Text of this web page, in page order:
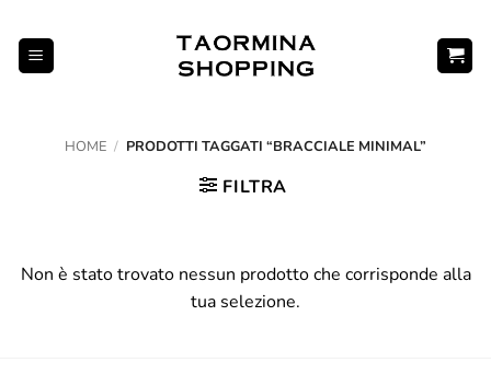
contenuti
HOME / PRODOTTI TAGGATI “BRACCIALE MINIMAL”
FILTRA
Non è stato trovato nessun prodotto che corrisponde alla
tua selezione.